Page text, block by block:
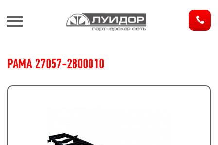
РАМА 27057-2800010